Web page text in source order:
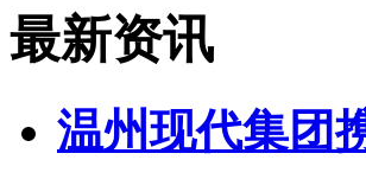
最新资讯
温州现代集团